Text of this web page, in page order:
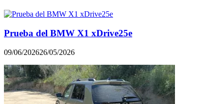
Prueba del BMW X1 xDrive25e
09/06/202626/05/2026